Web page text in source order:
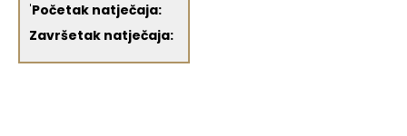
'Početak natječaja:
Završetak natječaja: